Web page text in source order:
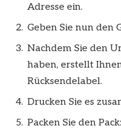
Adresse ein.
Geben Sie nun den
Nachdem Sie den
haben, erstellt
Rücksendelabel.
Drucken Sie es
Packen Sie den